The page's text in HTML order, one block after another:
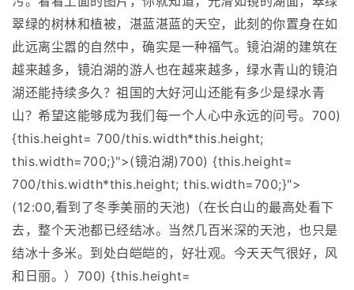
翠绿的树林和植被，湛蓝湛蓝的天空，此刻的你置身在如
此远离尘嚣的自然中，确实是一种福气。镜泊湖的建筑在
越来越多，镜泊湖的游人也在越来越多，绿水青山的镜泊
湖还能持续多久？祖国的大好河山还能有多少是绿水青
山？希望这能够成为我们每一个人心中永远的问号。700)
{this.height= 700/this.width*this.height;
this.width=700;}">(镜泊湖)700) {this.height=
700/this.width*this.height; this.width=700;}">
(12:00,看到了冬季美丽的天池)（在长白山的最高处看下
去，整个天池都已经结冰。当然几百米深的天池，也只是
结冰十多米。到处白皑皑的，好壮观。今天天气很好，风
和日丽。）700) {this.height=